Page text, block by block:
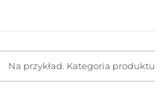
Na przykład. Kategoria produktu